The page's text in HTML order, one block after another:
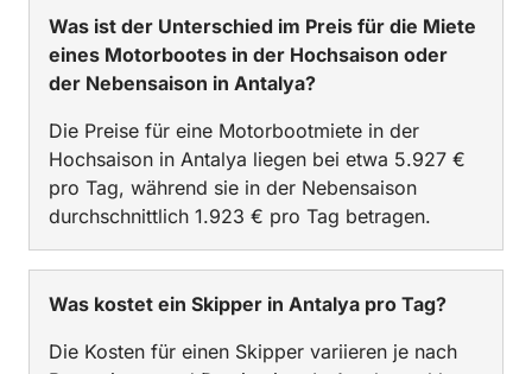
Was ist der Unterschied im Preis für die Miete
eines Motorbootes in der Hochsaison oder
der Nebensaison in Antalya?
Die Preise für eine Motorbootmiete in der
Hochsaison in Antalya liegen bei etwa 5.927 €
pro Tag, während sie in der Nebensaison
durchschnittlich 1.923 € pro Tag betragen.
Was kostet ein Skipper in Antalya pro Tag?
Die Kosten für einen Skipper variieren je nach